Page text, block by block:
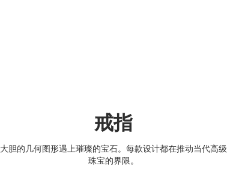
戒指
大胆的几何图形遇上璀璨的宝石。每款设计都在推动当代高级
珠宝的界限。